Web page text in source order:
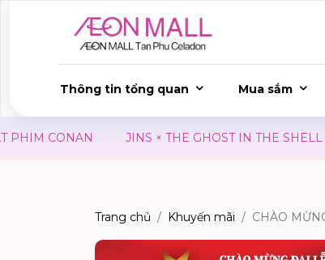
Thông tin tổng quan Mua sắm
× THE GHOST IN THE SHELL JIN I YOU CAN BE
Trang chủ Khuyến mãi CHÀO